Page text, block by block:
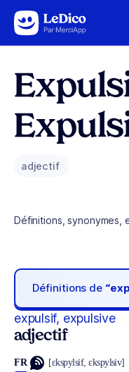
Aller au contenu
adjectif
Définitions, synonymes,
Définitions de
expulsif, expulsive
adjectif
FR [ɛkspylsif, ɛkspylsiv]